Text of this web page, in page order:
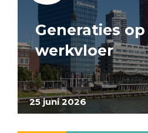
25 juni 2026
Generaties
werkvloer